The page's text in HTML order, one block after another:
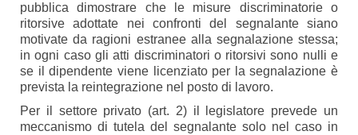
pubblica dimostrare che le misure discriminatorie o
ritorsive adottate nei confronti del segnalante siano
motivate da ragioni estranee alla segnalazione stessa;
in ogni caso gli atti discriminatori o ritorsivi sono nulli e
se il dipendente viene licenziato per la segnalazione è
prevista la reintegrazione nel posto di lavoro.
Per il settore privato (art. 2) il legislatore prevede un
meccanismo di tutela del segnalante solo nel caso in